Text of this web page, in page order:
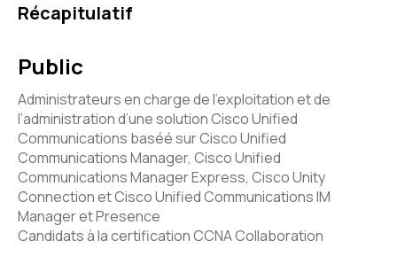
Récapitulatif
Public
Administrateurs en charge de l’exploitation et de
l’administration d’une solution Cisco Unified
Communications baséé sur Cisco Unified
Communications Manager, Cisco Unified
Communications Manager Express, Cisco Unity
Connection et Cisco Unified Communications IM
Manager et Presence
Candidats à la certification CCNA Collaboration